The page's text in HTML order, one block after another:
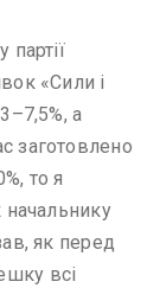
«Сили і
а
заготовлено
то я
начальнику
як перед
всі